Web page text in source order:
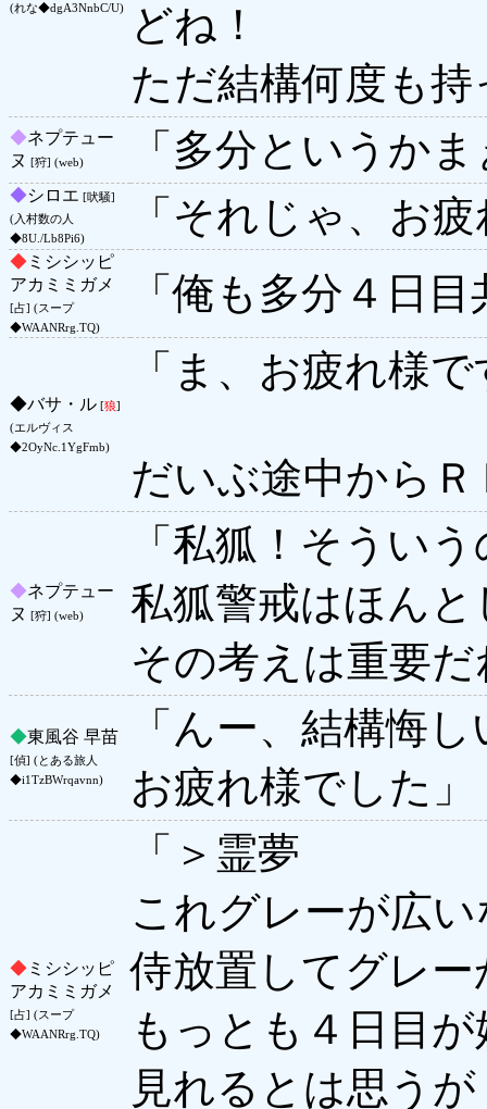
(れな◆dgA3NnbC/U)
どね！
ただ結構何度も
◆ネプテュー
ヌ
[狩] (web) 「多分というか
◆シロエ [吠騒]
(入村数の人
◆8U./Lb8Pi6)
「それじゃ、お
◆ ミシシッピ
アカミミガメ
[占] (スープ
◆WAANRrg.TQ)
「俺も多分４日
◆バサ・ル [狼]
(エルヴィス
◆2OyNc.1YgFmb)
「ま、お疲れ様
だいぶ途中から
◆ネプテュー
ヌ
[狩] (web)
「私狐！そうい
私狐警戒はほん
その考えは重要だ
◆東風谷 早苗
[偵] (とある旅人
◆i1TzBWrqavnn)
「んー、結構悔
お疲れ様でした」
◆ ミシシッピ
アカミミガメ
[占] (スープ
◆WAANRrg.TQ)
「＞霊夢
これグレーが広
侍放置してグレ
もっとも４日目
見れるとは思うが